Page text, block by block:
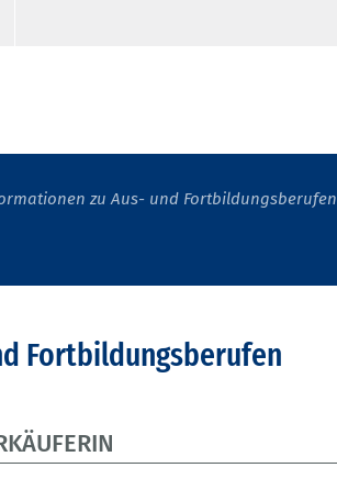
zu Aus- und Fortbildungsberufen
Fortbildungsberufen